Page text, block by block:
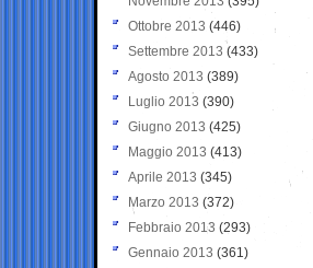
Ottobre 2013 (446)
Settembre 2013 (433)
Agosto 2013 (389)
Luglio 2013 (390)
Giugno 2013 (425)
Maggio 2013 (413)
Aprile 2013 (345)
Marzo 2013 (372)
Febbraio 2013 (293)
Gennaio 2013 (361)